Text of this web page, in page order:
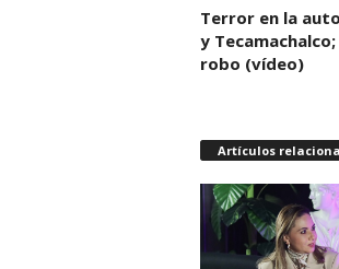
Terror en la
y
robo (vídeo)
Artículos